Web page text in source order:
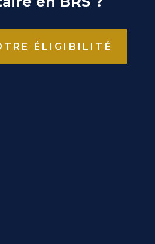
ÉLIGIBILITÉ